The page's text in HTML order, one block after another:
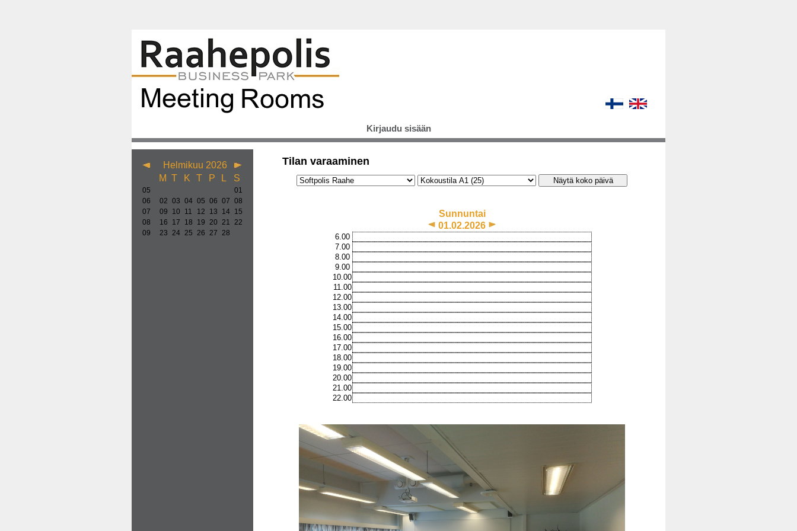
Kirjaudu sisään
Helmikuu 2026
M T K T P L S
05
01
06
02 03 04 05 06 07 08
07
09 10 11 12 13 14 15
08
16 17 18 19 20 21 22
09
23 24 25 26 27 28
Tilan varaaminen
Sunnuntai
01.02.2026
6.00
7.00
8.00
9.00
10.00
11.00
12.00
13.00
14.00
15.00
16.00
17.00
18.00
19.00
20.00
21.00
22.00